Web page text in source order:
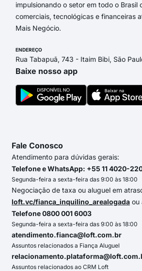
impulsionando o setor em todo o Brasil
comerciais, tecnológicas e financeiras
Mais Negócio.
ENDEREÇO
Rua Tabapuã, 743 - Itaim Bibi, São
Baixe nosso app
Fale Conosco
Atendimento para dúvidas gerais:
Telefone e WhatsApp: +55 11 4020-
Segunda-feira a sexta-feira das 9:00 às 18:00
Negociação de taxa ou aluguel em
loft.vc/fianca_inquilino_arealogada ou
Telefone 0800 001 6003
Segunda-feira a sexta-feira das 9:00 às 18:00
atendimento.fianca@loft.com.br
Assuntos relacionados a Fiança Aluguel
Assuntos relacionados ao CRM Loft